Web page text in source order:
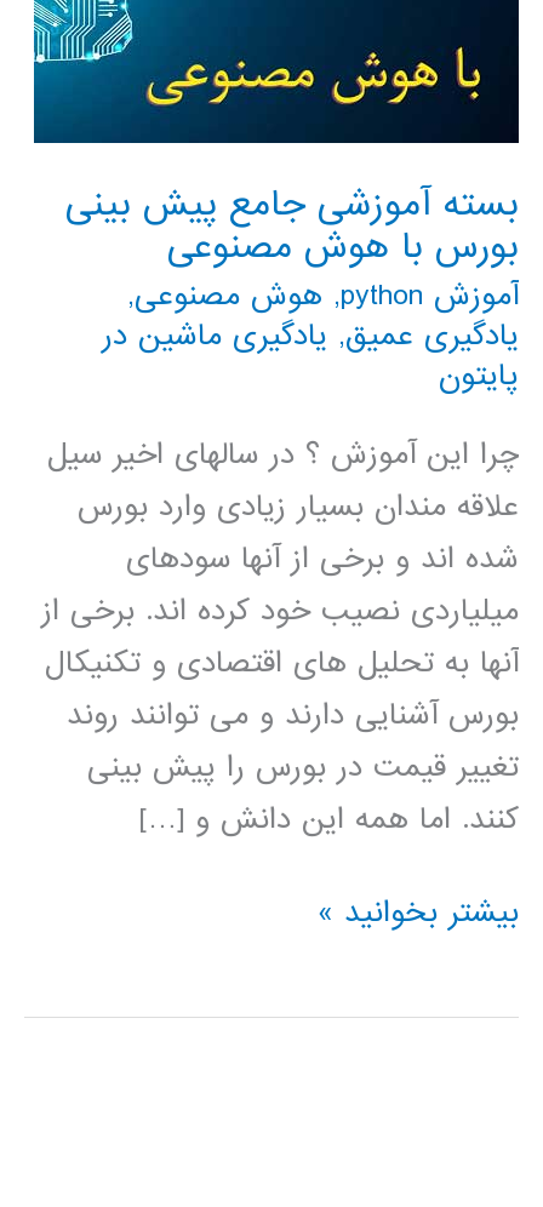
بسته آموزشی جامع پیش بینی
بورس با هوش مصنوعی
آموزش python , هوش مصنوعی,
یادگیری عمیق, یادگیری ماشین در
پایتون
چرا این آموزش ؟ در سالهای اخیر سیل
علاقه مندان بسیار زیادی وارد بورس
شده اند و برخی از آنها سودهای
میلیاردی نصیب خود کرده اند. برخی از
آنها به تحلیل های اقتصادی و تکنیکال
بورس آشنایی دارند و می توانند روند
تغییر قیمت در بورس را پیش بینی
کنند. اما همه این دانش و […]
بسته
جامع
بیشتر بخوانید »